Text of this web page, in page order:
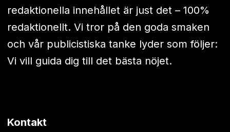
redaktionella innehållet är just det – 100%
redaktionellt. Vi tror på den goda smaken
och vår publicistiska tanke lyder som följer:
Vi vill guida dig till det bästa nöjet.
Kontakt